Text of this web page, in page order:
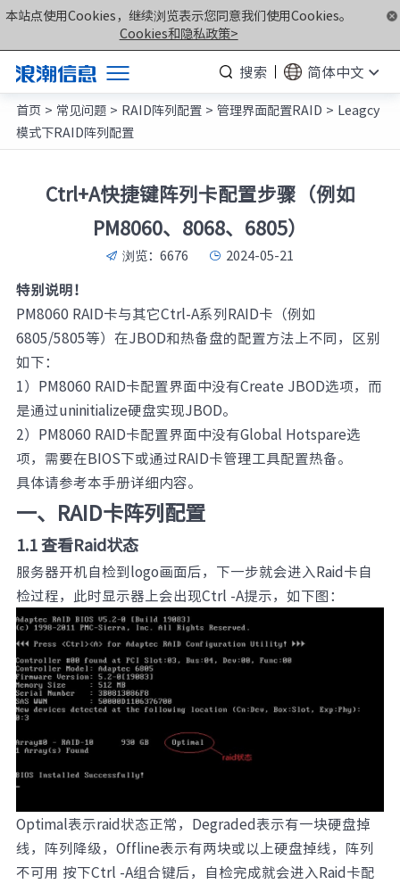
本站点使用Cookies，继续浏览表示您同意我们使用Cookies。
Cookies和隐私政策>
搜索
简体中文
产品
解决方案
服务支持
联合创新平台
关于我们
计算产业洞察
元脑品牌升级公告
首页> 常见问题 > RAID阵列配置 > 管理界面配置RAID > Leagcy
模式下RAID阵列配置
Ctrl+A快捷键阵列卡配置步骤（例如
PM8060、8068、6805）
浏览：6676 2024-05-21
特别说明！
PM8060 RAID卡与其它Ctrl-A系列RAID卡（例如
6805/5805等）在JBOD和热备盘的配置方法上不同，区别
如下：
1）PM8060 RAID卡配置界面中没有Create JBOD选项，而
是通过uninitialize硬盘实现JBOD。
2）PM8060 RAID卡配置界面中没有Global Hotspare选
项，需要在BIOS下或通过RAID卡管理工具配置热备。
具体请参考本手册详细内容。
一、RAID卡阵列配置
1.1 查看Raid状态
服务器开机自检到logo画面后，下一步就会进入Raid卡自
检过程，此时显示器上会出现Ctrl -A提示，如下图：
Optimal表示raid状态正常，Degraded表示有一块硬盘掉
线，阵列降级，Offline表示有两块或以上硬盘掉线，阵列
不可用 按下Ctrl -A组合键后，自检完成就会进入Raid卡配